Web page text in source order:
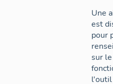
Une
est
pour
sur le
l'outil